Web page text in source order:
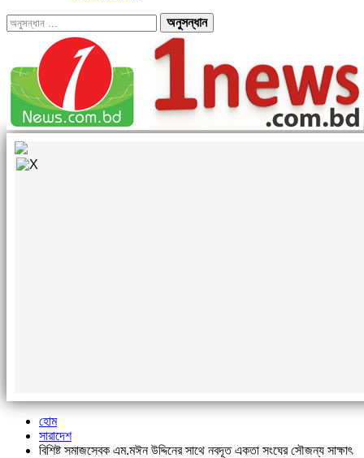
হোম
সারাদেশ
বিশিষ্ট সমাজসেবক এম.মঈন উদ্দিনের সাথে নবদূত একতা সংঘের সৌজন্য সাক্ষাৎ